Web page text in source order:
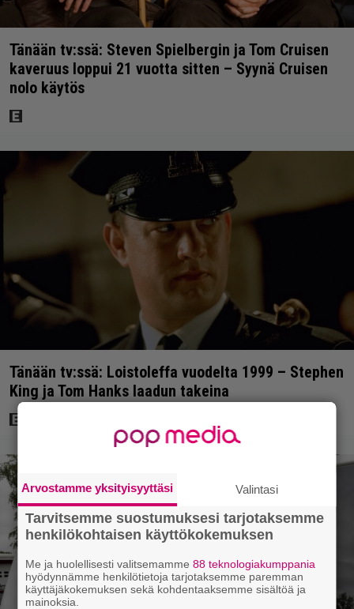
Tänään tv:ssä: Steven Spielbergin ja Tom Cruisen
kaveruus loppui 21 vuotta sitten – Syynä Cruisen
nolo käytös
Tänään tv:ssä: Loistoleffa vuodelta 1999 – Stephen
King ja Tom Hanks laadun takeina
Arvostamme yksityisyyttäsi Valintasi
Tarvitsemme suostumuksesi tarjotaksemme
henkilökohtaisen käyttökokemuksen
Me ja huolellisesti valitsemamme88 teknologiakumppania
hyödynnämme henkilötietoja tarjotaksemme paremman
käyttäjäkokemuksen sekä kohdentaaksemme sisältöä ja
mainoksia.